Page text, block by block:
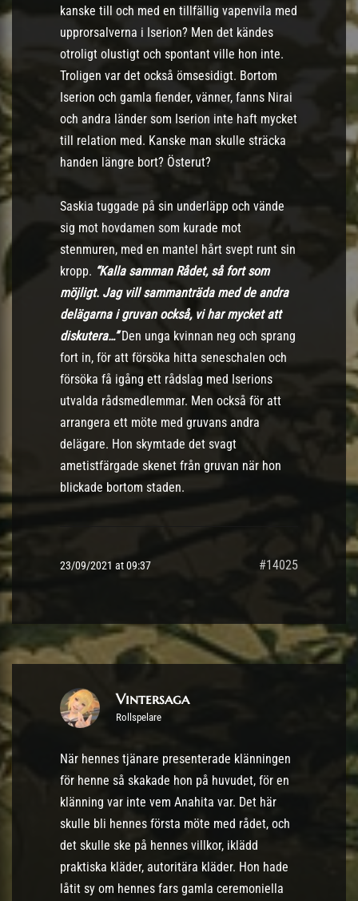
kanske till och med en tillfällig vapenvila med
upprorsalverna i Iserion? Men det kändes
otroligt olustigt och spontant ville hon inte.
Troligen var det också ömsesidigt. Bortom
Iserion och gamla fiender, vänner, fanns Nirai
och andra länder som Iserion inte haft mycket
till relation med. Kanske man skulle sträcka
handen längre bort? Österut?
Saskia tuggade på sin underläpp och vände
sig mot hovdamen som kurade mot
stenmuren, med en mantel hårt svept runt sin
kropp. “Kalla samman Rådet, så fort som
möjligt. Jag vill sammanträda medde andra
delägarna i gruvan också, vi har mycket att
diskutera…”Den unga kvinnan neg och sprang
fort in, för att försöka hitta seneschalen och
försöka få igång ett rådslag med Iserions
utvalda rådsmedlemmar. Men också för att
arrangera ett möte med gruvans andra
delägare. Hon skymtade det svagt
ametistfärgade skenet från gruvan när hon
blickade bortom staden.
23/09/2021 at 09:37 #14025
Vintersaga
Rollspelare
När hennes tjänare presenterade klänningen
för henne så skakade hon på huvudet, för en
klänning var inte vem Anahita var. Det här
skulle bli hennes första möte med rådet, och
det skulle ske på hennes villkor, iklädd
praktiska kläder, autoritära kläder. Hon hade
låtit sy om hennes fars gamla ceremoniella